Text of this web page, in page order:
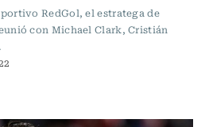
RedGol, el estratega de
con Michael Clark, Cristián